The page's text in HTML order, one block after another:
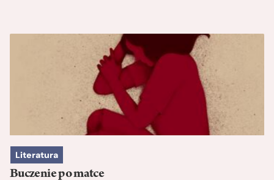
Literatura
Buczenie po matce